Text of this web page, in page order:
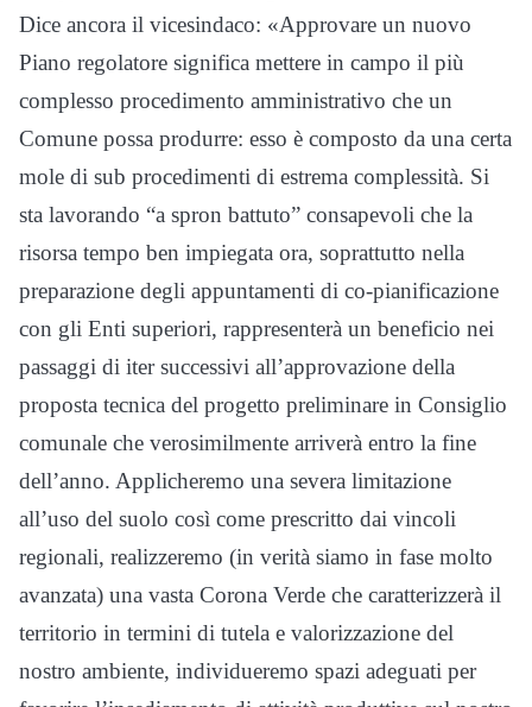
Dice ancora il vicesindaco: «Approvare un nuovo
Piano regolatore significa mettere in campo il più
complesso procedimento amministrativo che un
Comune possa produrre: esso è composto da una certa
mole di sub procedimenti di estrema complessità. Si
sta lavorando “a spron battuto” consapevoli che la
risorsa tempo ben impiegata ora, soprattutto nella
preparazione degli appuntamenti di co-pianificazione
con gli Enti superiori, rappresenterà un beneficio nei
passaggi di iter successivi all’approvazione della
proposta tecnica del progetto preliminare in Consiglio
comunale che verosimilmente arriverà entro la fine
dell’anno. Applicheremo una severa limitazione
all’uso del suolo così come prescritto dai vincoli
regionali, realizzeremo (in verità siamo in fase molto
avanzata) una vasta Corona Verde che caratterizzerà il
territorio in termini di tutela e valorizzazione del
nostro ambiente, individueremo spazi adeguati per